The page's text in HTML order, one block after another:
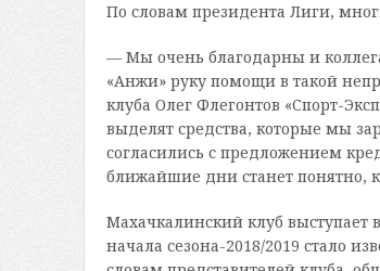
По словам президента Лиги,
— Мы очень благодарны и
«Анжи» руку помощи в такой
клуба Олег Флегонтов «Спорт-
выделят средства, которые мы
согласились с предложением
ближайшие дни станет понятно,
Махачкалинский клуб
начала сезона-2018/2019 стало